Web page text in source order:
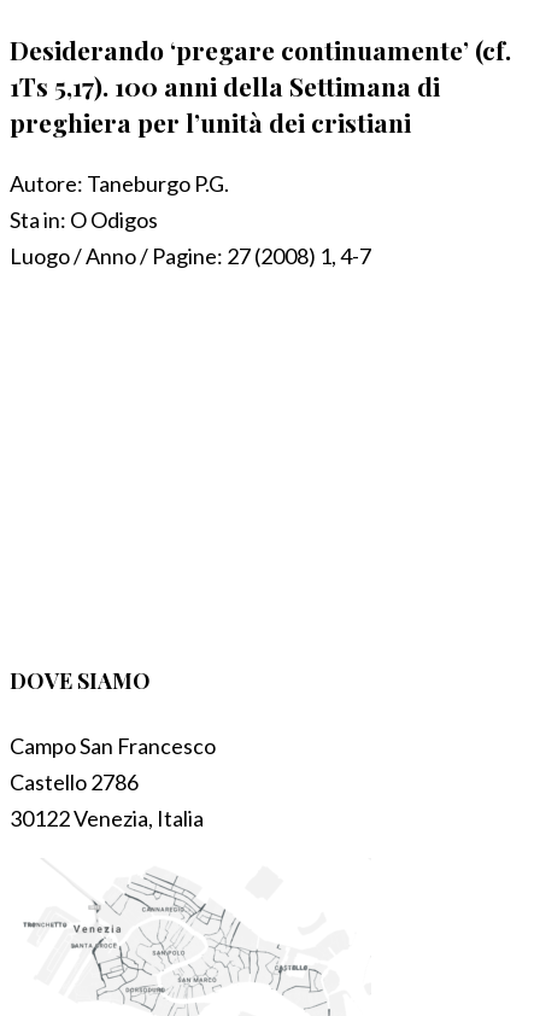
Desiderando ‘pregare continuamente’ (cf.
1Ts 5,17). 100 anni della Settimana di
preghiera per l’unità dei cristiani
Autore: Taneburgo P.G.
Sta in: O Odigos
Luogo / Anno / Pagine: 27 (2008) 1, 4-7
DOVE SIAMO
Campo San Francesco
Castello 2786
30122 Venezia, Italia